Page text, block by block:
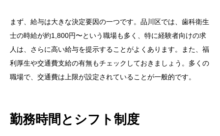
まず、給与は大きな決定要因の一つです。品川区では、歯科衛生
士の時給が約1,800円〜という職場も多く、特に経験者向けの求
人は、さらに高い給与を提示することがよくあります。また、福
利厚生や交通費支給の有無もチェックしておきましょう。多くの
職場で、交通費は上限が設定されていることが一般的です。
勤務時間とシフト制度